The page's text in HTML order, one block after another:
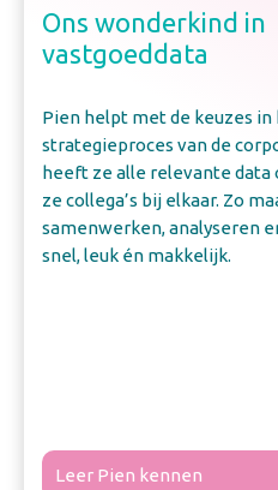
Ons wonderkind in
vastgoeddata
Pien helpt met de keuzes
strategieproces van de
heeft ze alle relevante data
ze collega’s bij elkaar. Zo
samenwerken, analyseren
snel, leuk én makkelijk.
Leer Pien kennen